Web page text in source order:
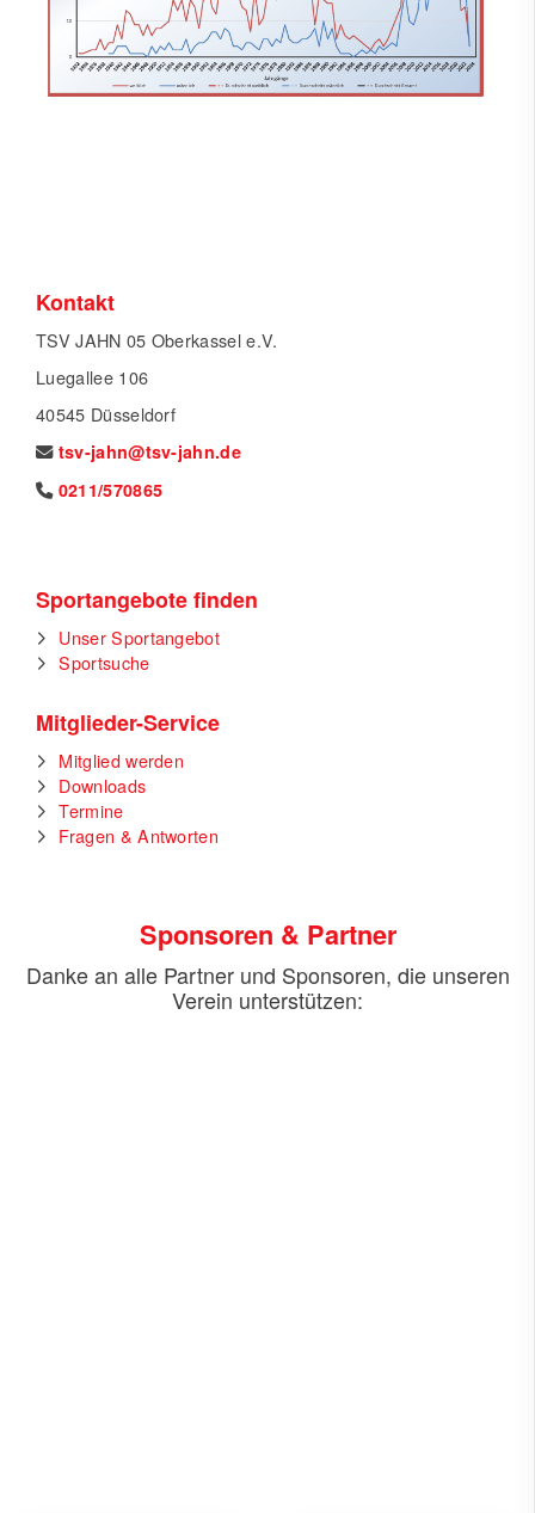
Kontakt
TSV JAHN 05 Oberkassel e.V.
Luegallee 106
40545 Düsseldorf
tsv-jahn@tsv-jahn.de
0211/570865
Sportangebote finden
Unser Sportangebot
Sportsuche
Mitglieder-Service
Mitglied werden
Downloads
Termine
Fragen & Antworten
Sponsoren & Partner
Danke an alle Partner und Sponsoren, die unseren
Verein unterstützen: